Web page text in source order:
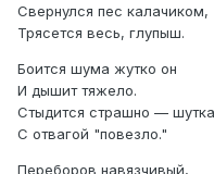
Свернулся пес калачиком,
Трясется весь, глупыш.
Боится шума жутко он
И дышит тяжело.
Стыдится страшно —
С отвагой "повезло."
Переборов навязчивый,